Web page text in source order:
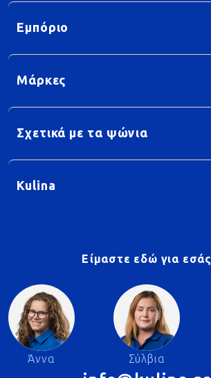
Εμπόριο
Μάρκες
Σχετικά με τα ψώνια
Kulina
Είμαστε εδώ για εσάς
Άννα Σύλβια